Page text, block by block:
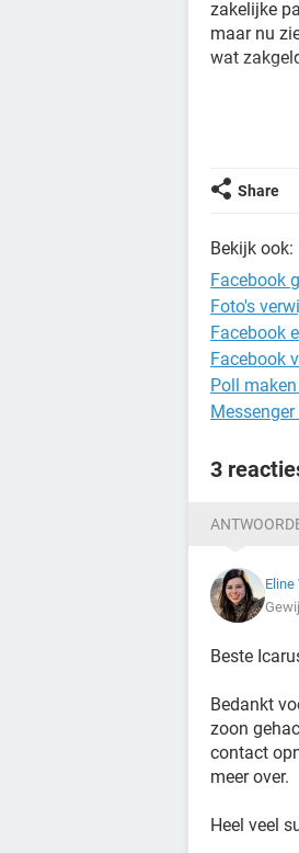
zakelijke
maar nu
wat
Share
Bekijk ook:
Facebook
Foto's
Facebook
Facebook
Poll
3
Beste
Bedankt
zoon
contact
meer over.
Heel veel